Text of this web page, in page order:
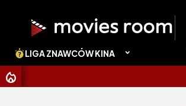
LIGA ZNAWCÓW KINA